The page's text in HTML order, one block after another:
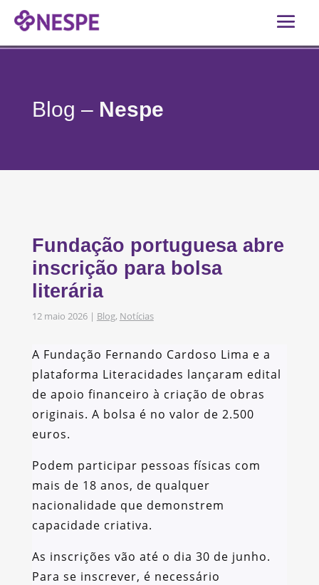
Blog – Nespe
Fundação portuguesa abre
inscrição para bolsa
literária
12 maio 2026| Blog, Notícias
A Fundação Fernando Cardoso Lima e a
plataforma Literacidades lançaram edital
de apoio financeiro à criação de obras
originais. A bolsa é no valor de 2.500
euros.
Podem participar pessoas físicas com
mais de 18 anos, de qualquer
nacionalidade que demonstrem
capacidade criativa.
As inscrições vão até o dia 30 de junho.
Para se inscrever, é necessário